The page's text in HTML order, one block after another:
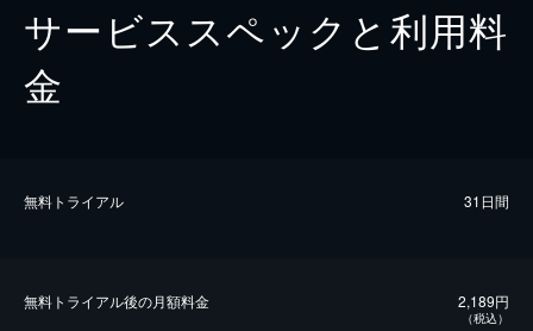
サービススペックと利用料
金
無料トライアル 31日間
無料トライアル後の⽉額料金 2,189円
（税込）